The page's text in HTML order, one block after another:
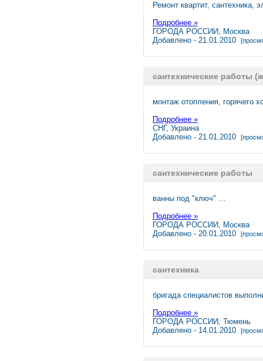
Ремонт квартит, сантехника,
Подробнее »
ГОРОДА РОССИИ, Москва
Добавлено - 21.01.2010
сантехнические работы
монтаж отопления, горячего
Подробнее »
СНГ, Украина
Добавлено - 21.01.2010
сантехнические работы
ванны под "ключ" …
Подробнее »
ГОРОДА РОССИИ, Москва
Добавлено - 20.01.2010
сантехника
бригада специалистов
Подробнее »
ГОРОДА РОССИИ, Тюмень
Добавлено - 14.01.2010